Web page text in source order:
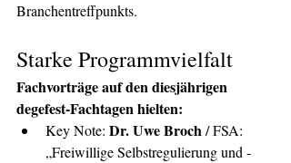
Branchentreffpunkts.
Starke Programmvielfalt
Fachvorträge auf den diesjährigen
degefest-Fachtagen hielten:
Key Note: Dr. Uwe Broch / FSA:
„Freiwillige Selbstregulierung und -